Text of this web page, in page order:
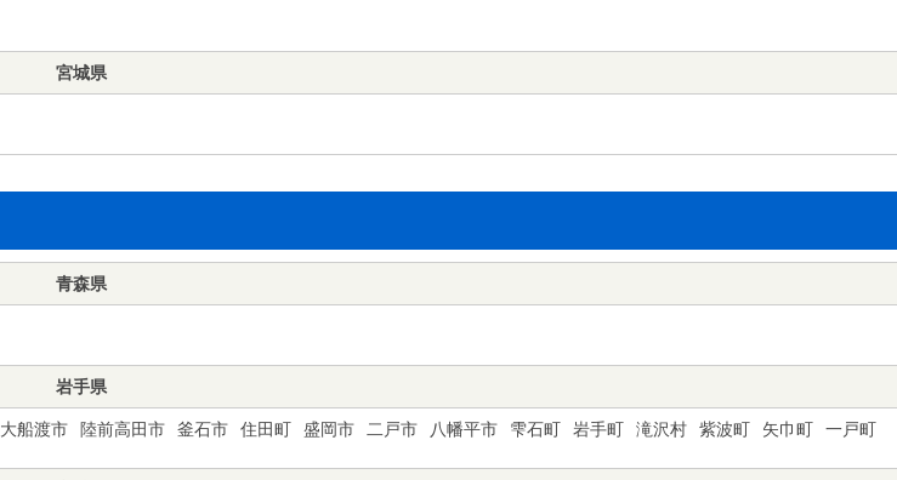
宮城県
青森県
岩手県
大船渡市 陸前高田市 釜石市 住田町 盛岡市 二戸市 八幡平市 雫石町 岩手町 滝沢村 紫波町 矢巾町 一戸町